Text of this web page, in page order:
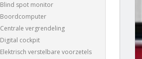
Blind spot monitor
Boordcomputer
Centrale vergrendeling
Digital cockpit
Elektrisch verstelbare voorzetels